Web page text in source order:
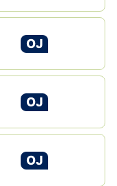
OJ
OJ
OJ